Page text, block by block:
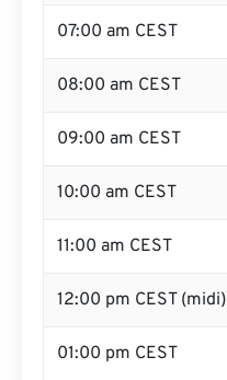
07:00 am CEST
08:00 am CEST
09:00 am CEST
10:00 am CEST
11:00 am CEST
12:00 pm CEST (midi)
01:00 pm CEST